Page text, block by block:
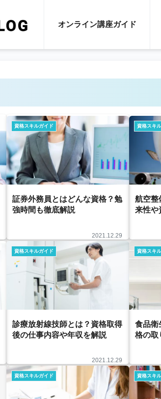
オンライン講座ガイド
資格スキルガイド
証券外務員とはどんな資格？勉
強時間も徹底解説
2021.12.29
資格スキ
航空整
来性や
資格スキルガイド
診療放射線技師とは？資格取得
後の仕事内容や年収を解説
2021.12.29
資格スキ
食品衛
格の取
資格スキルガイド 資格スキ